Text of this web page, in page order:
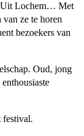
Uit Lochem… Met
ze te horen
bezoekers van
Oud, jong
festival.